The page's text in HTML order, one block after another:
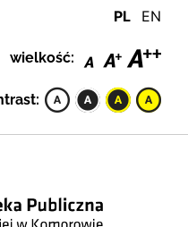
PL EN
wielkość: